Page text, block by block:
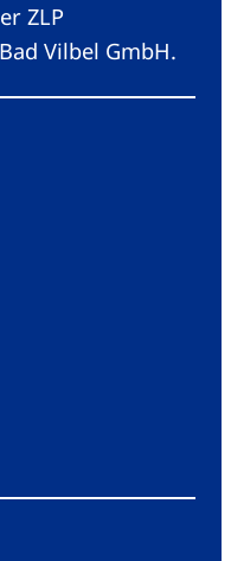
ZLP
Vilbel GmbH.